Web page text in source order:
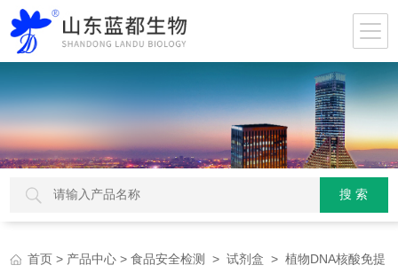
首页 > 产品中心 >食品安全检测 >试剂盒 > 植物DNA核酸免提